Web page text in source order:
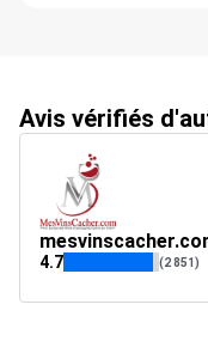
Avis vérifiés
4.7 (2 851)